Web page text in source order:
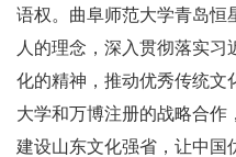
语权。曲阜师范大学青岛恒
人的理念，深入贯彻落实
化的精神，推动优秀传统文
大学和万博注册的战略合作
建设山东文化强省，让中国